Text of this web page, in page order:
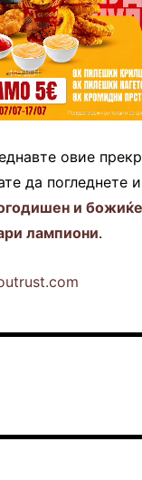
овие
да погледнете и
и
лампиони.